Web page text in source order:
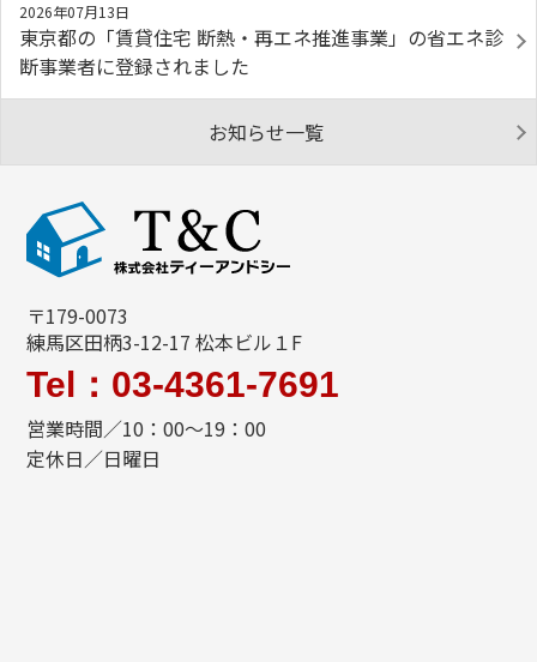
2026年07月13日
東京都の「賃貸住宅 断熱・再エネ推進事業」の省エネ診
断事業者に登録されました
お知らせ一覧
〒179-0073
練馬区田柄3-12-17 松本ビル１F
Tel：03-4361-7691
営業時間／10：00～19：00
定休日／日曜日